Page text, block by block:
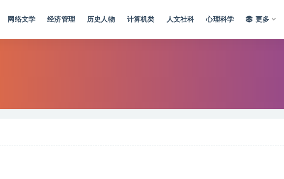
网络文学 经济管理 历史人物 计算机类 人文社科 心理科学 更多